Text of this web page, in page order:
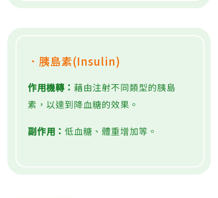
．胰島素(Insulin)
作用機轉： 藉由注射不同類型的胰島
素，以達到降血糖的效果。
副作用： 低血糖、體重增加等。